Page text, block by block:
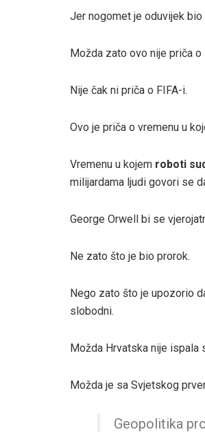
Jer nogomet je oduvijek
Možda zato ovo nije priča o
Nije čak ni priča o FIFA-i.
Ovo je priča o vremenu u
Vremenu u kojem roboti
milijardama ljudi govori se
George Orwell bi se
Ne zato što je bio prorok.
Nego zato što je upozorio
slobodni.
Možda Hrvatska nije ispala
Možda je sa Svjetskog
Geopolitika